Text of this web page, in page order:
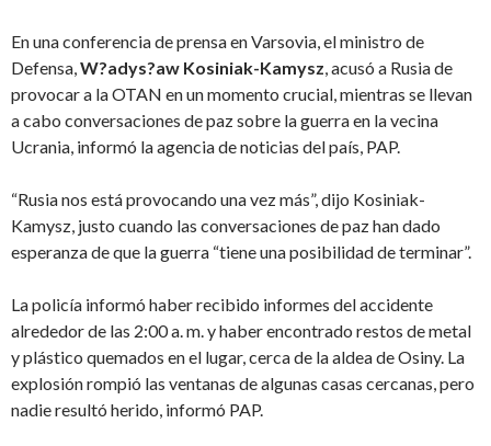
En una conferencia de prensa en Varsovia, el ministro de
Defensa,W?adys?aw Kosiniak-Kamysz, acusó a Rusia de
provocar a la OTAN en un momento crucial, mientras se llevan
a cabo conversaciones de paz sobre la guerra en la vecina
Ucrania, informó la agencia de noticias del país, PAP.
“Rusia nos está provocando una vez más”, dijo Kosiniak-
Kamysz, justo cuando las conversaciones de paz han dado
esperanza de que la guerra “tiene una posibilidad de terminar”.
La policía informó haber recibido informes del accidente
alrededor de las 2:00 a. m. y haber encontrado restos de metal
y plástico quemados en el lugar, cerca de la aldea de Osiny. La
explosión rompió las ventanas de algunas casas cercanas, pero
nadie resultó herido, informó PAP.